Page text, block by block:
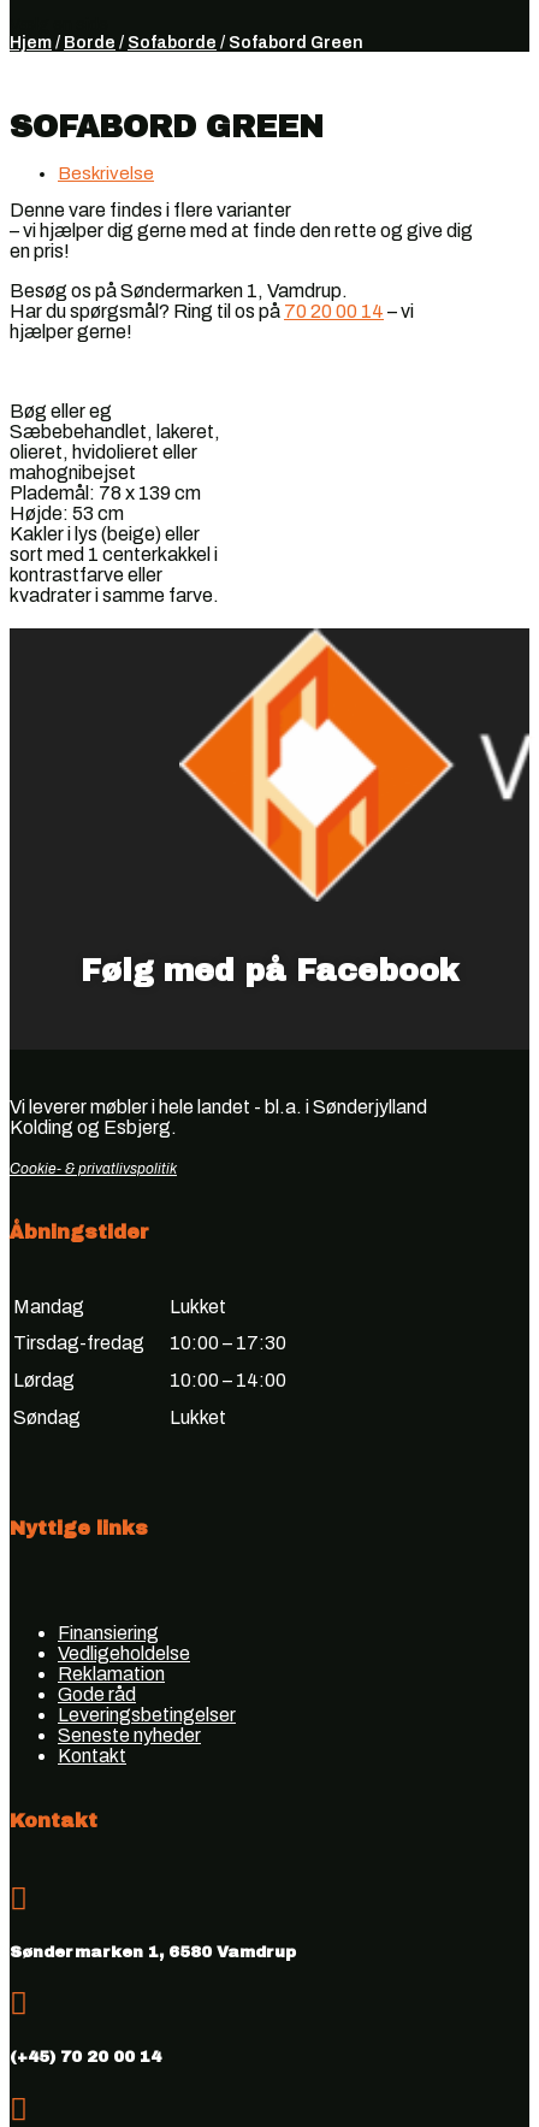
Hjem / Borde / Sofaborde / Sofabord Green
SOFABORD GREEN
Beskrivelse
Denne vare findes i flere varianter
– vi hjælper dig gerne med at finde den rette og give dig
en pris!
Besøg os på Søndermarken 1, Vamdrup.
Har du spørgsmål? Ring til os på 70 20 00 14 – vi
hjælper gerne!
Bøg eller eg
Sæbebehandlet, lakeret,
olieret, hvidolieret eller
mahognibejset
Plademål: 78 x 139 cm
Højde: 53 cm
Kakler i lys (beige) eller
sort med 1 centerkakkel i
kontrastfarve eller
kvadrater i samme farve.
Følg med på Facebook
Vi leverer møbler i hele landet - bl.a. i Sønderjylland
Kolding og Esbjerg.
Cookie- & privatlivspolitik
Åbningstider
Mandag
Lukket
Tirsdag-fredag
10:00 – 17:30
Lørdag
10:00 – 14:00
Søndag
Lukket
Nyttige links
Finansiering
Vedligeholdelse
Reklamation
Gode råd
Leveringsbetingelser
Seneste nyheder
Kontakt
Kontakt

Søndermarken 1, 6580 Vamdrup

(+45) 70 20 00 14
